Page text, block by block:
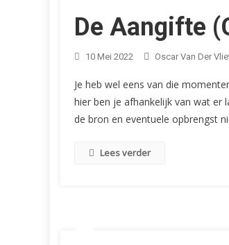
De Aangifte
10 Mei 2022 Oscar Van Der
Je heb wel eens van die
hier ben je afhankelijk van wat er
de bron en eventuele opbrengst
Lees verder